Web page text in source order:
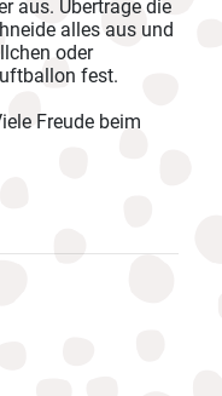
aus. Übertrage die
alles aus und
oder
fest.
Freude beim